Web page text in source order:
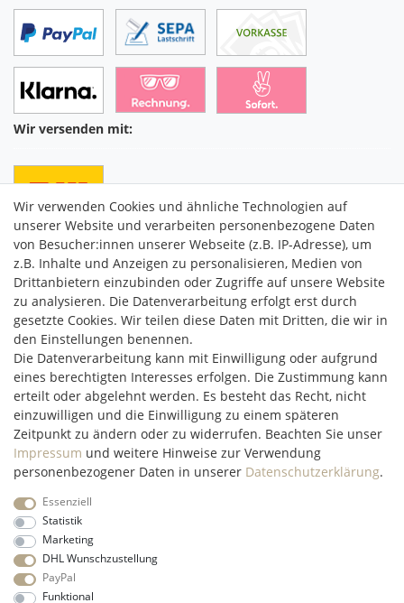
Wir versenden mit:
C2M COMMERCE GmbH
Hüttenheim 119
97348 Willanzheim
Mo-Fr: 09:00 - 14:00 Uhr
service@c2m-commerce.com
Persönlich:093 26 - 97 97 90
Impressum
Vertrag widerrufen
Wir verwenden Cookies und ähnliche Technologien auf
unserer Website und verarbeiten personenbezogene Daten
von Besucher:innen unserer Webseite (z.B. IP-Adresse), um
z.B. Inhalte und Anzeigen zu personalisieren, Medien von
Drittanbietern einzubinden oder Zugriffe auf unsere Website
zu analysieren. Die Datenverarbeitung erfolgt erst durch
gesetzte Cookies. Wir teilen diese Daten mit Dritten, die wir in
den Einstellungen benennen.
Die Datenverarbeitung kann mit Einwilligung oder aufgrund
eines berechtigten Interesses erfolgen. Die Zustimmung kann
erteilt oder abgelehnt werden. Es besteht das Recht, nicht
einzuwilligen und die Einwilligung zu einem späteren
Zeitpunkt zu ändern oder zu widerrufen. Beachten Sie unser
Impressum und weitere Hinweise zur Verwendung
personenbezogener Daten in unserer Daten­schutz­erklärung.
Essenziell
Statistik
Marketing
DHL Wunschzustellung
PayPal
Funktional